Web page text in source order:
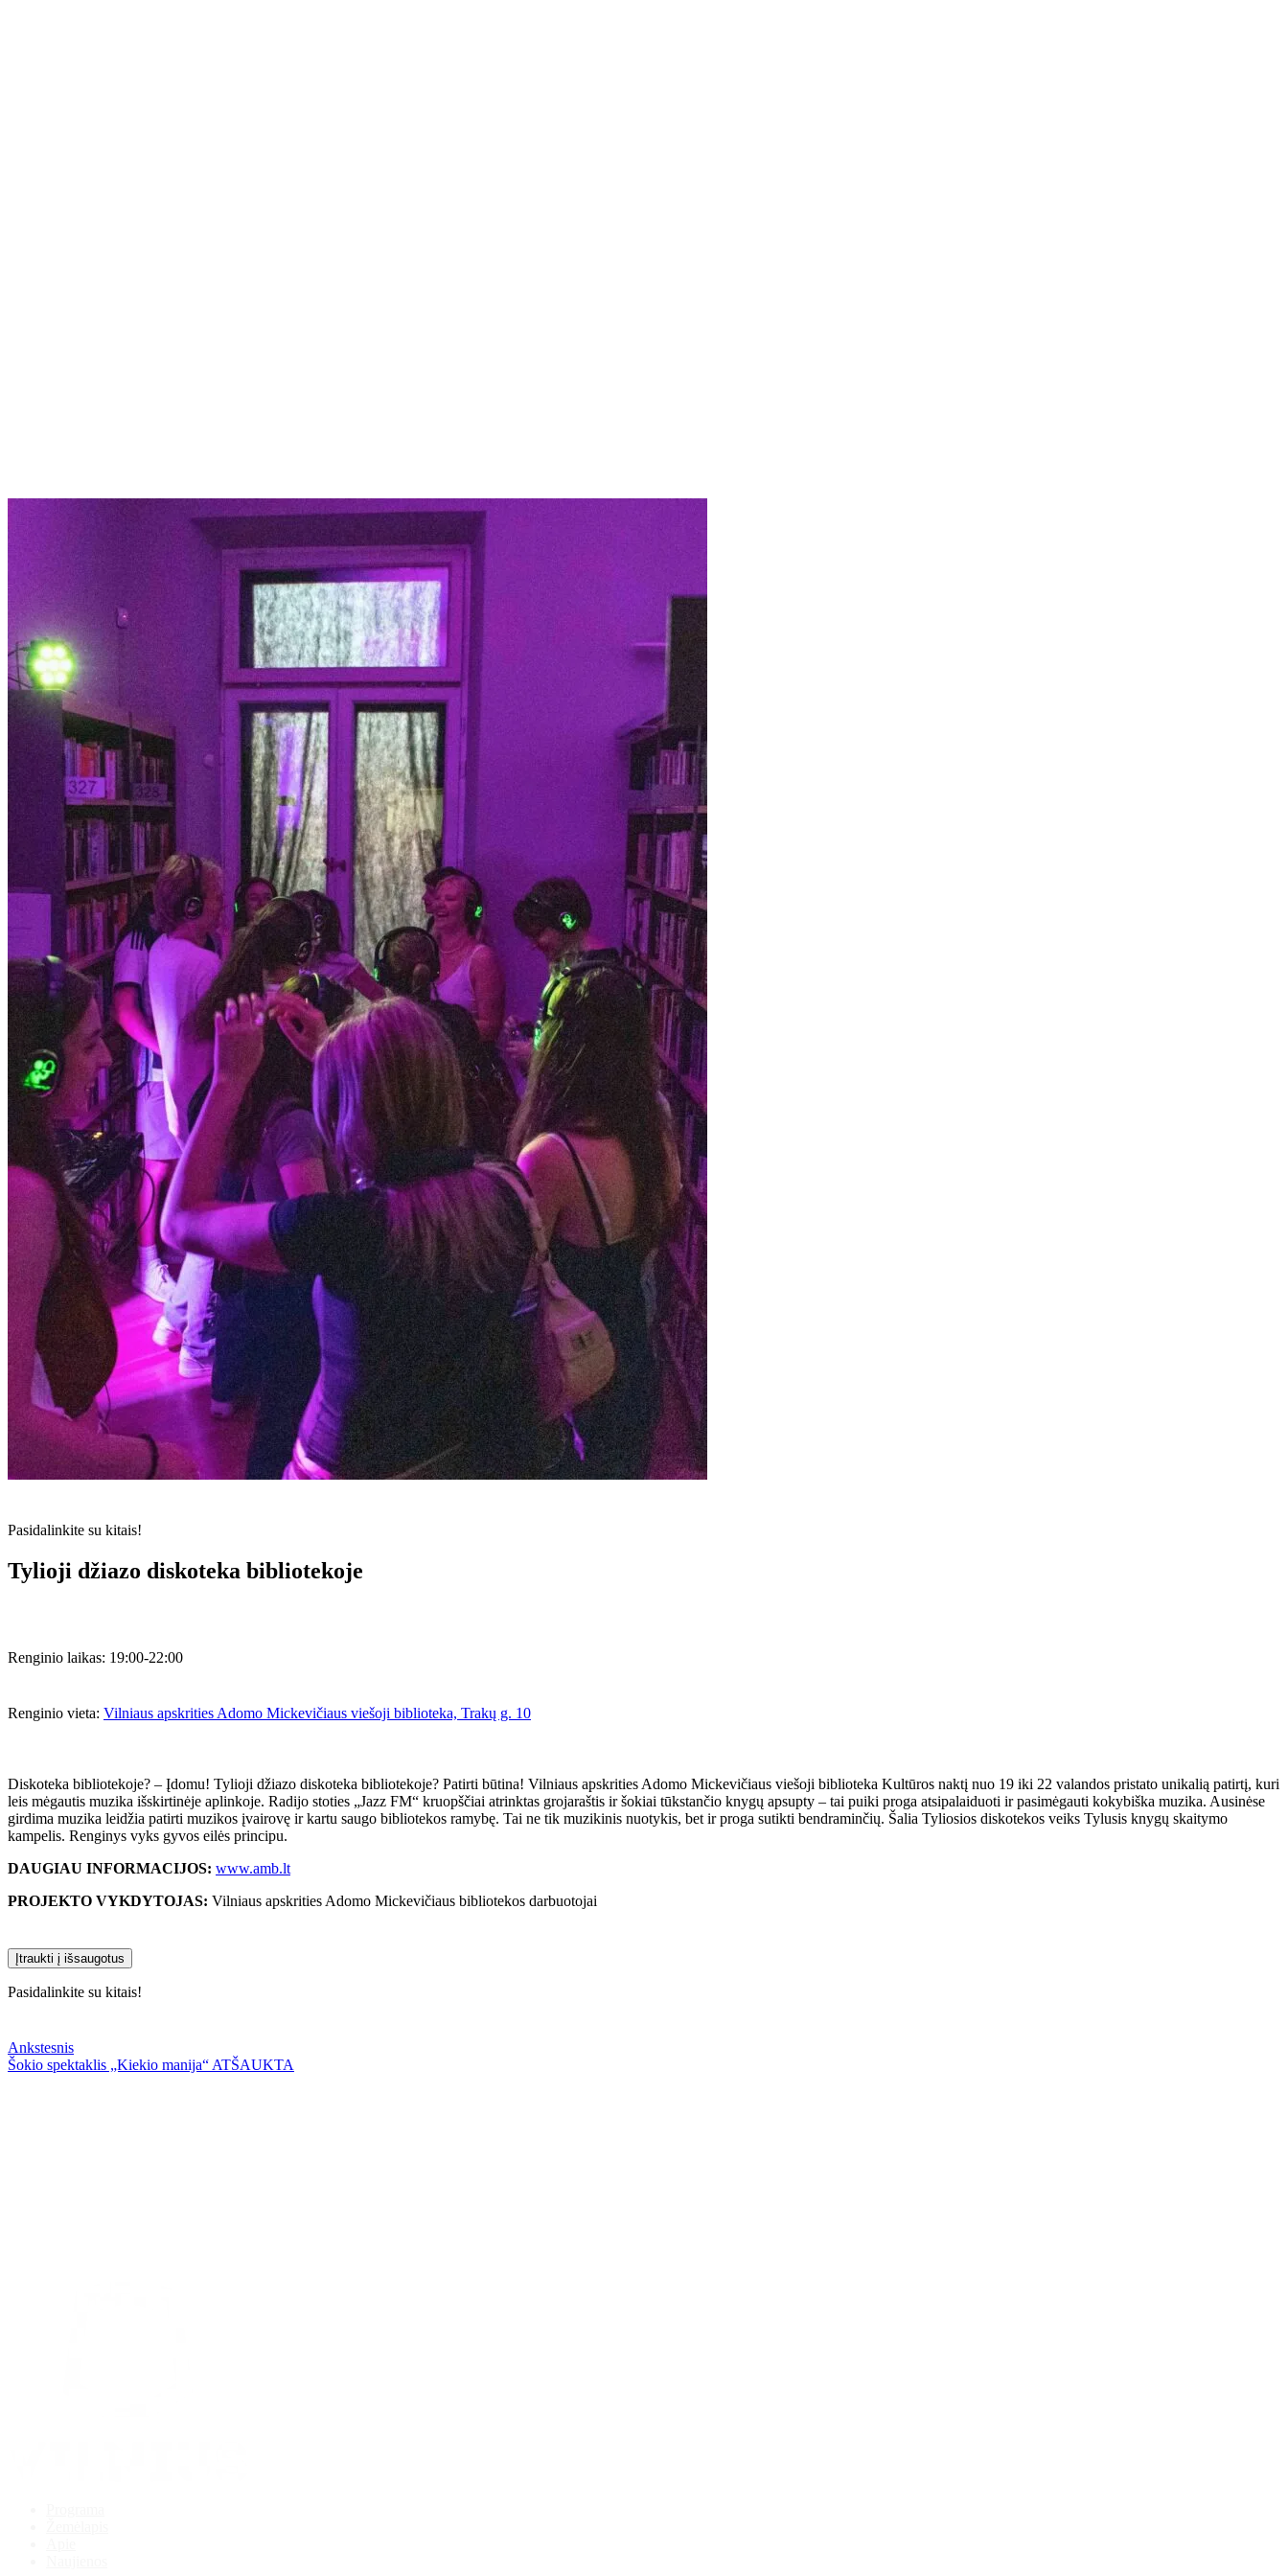
Pasidalinkite su kitais!
Tylioji džiazo diskoteka bibliotekoje
Renginio laikas: 19:00-22:00
Renginio vieta: Vilniaus apskrities Adomo Mickevičiaus viešoji biblioteka, Trakų g. 10
Diskoteka bibliotekoje? – Įdomu! Tylioji džiazo diskoteka bibliotekoje? Patirti būtina! Vilniaus apskrities Adomo Mickevičiaus viešoji biblioteka Kultūros naktį nuo 19 iki 22 valandos pristato unikalią patirtį, kuri
leis mėgautis muzika išskirtinėje aplinkoje. Radijo stoties „Jazz FM“ kruopščiai atrinktas grojaraštis ir šokiai tūkstančio knygų apsupty – tai puiki proga atsipalaiduoti ir pasimėgauti kokybiška muzika. Ausinėse
girdima muzika leidžia patirti muzikos įvairovę ir kartu saugo bibliotekos ramybę. Tai ne tik muzikinis nuotykis, bet ir proga sutikti bendraminčių. Šalia Tyliosios diskotekos veiks Tylusis knygų skaitymo
kampelis. Renginys vyks gyvos eilės principu.
DAUGIAU INFORMACIJOS: www.amb.lt
PROJEKTO VYKDYTOJAS: Vilniaus apskrities Adomo Mickevičiaus bibliotekos darbuotojai
Įtraukti į išsaugotus
Pasidalinkite su kitais!
Ankstesnis
Šokio spektaklis „Kiekio manija“ ATŠAUKTA